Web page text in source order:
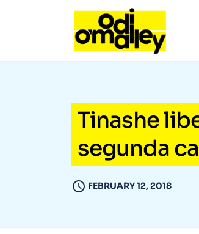
Tinashe
segunda
FEBRUARY 12, 2018